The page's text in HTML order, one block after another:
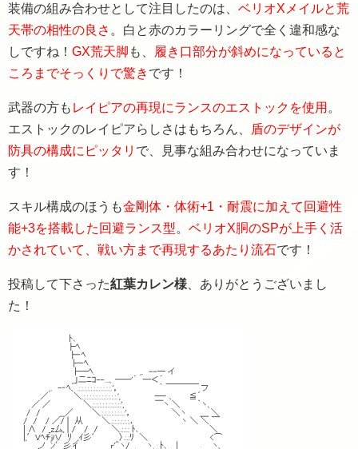
装備の組み合わせとして注目したのは、 ベリオXメイルと荒
天帯の相性の良さ 。白と赤のカラーリングで全く違和感な
しですね！ GX荒天脚 も、
履き口部分が斜めになっていると
ころまでそっくりで驚き です！
武器の方も レイピアの再現にランスのエストックを使用 。
エストックのレイピアらしさはもちろん、
盾のデザインが
防具の構成にピッタリ で、見事な組み合わせになっていま
す！
スキル構成のほうも金剛体・体術+1・耐震に加えて回避性
能+3を搭載した回避ランス型。 ベリオX胴のSPが上手く活
かされていて、戦い方まで再現するあたり流石です！
投稿して下さった紅葉カレン様 、ありがとうございまし
た！